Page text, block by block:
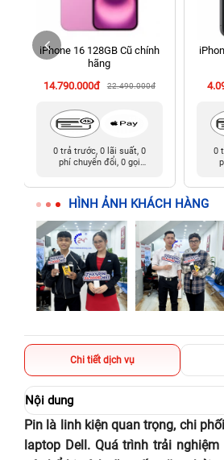
24h Vũng Tàu: 162A Ba Cu, Vũng Tàu,
Tàu cũ)
198 Hoàng Văn Thụ, Tân Sơn Nhất, Hồ
iPhone 16 128GB Cũ chính
hãng
14.790.000đ
22.490.000đ
0 trả trước, 0 lãi suất, 0
phí chuyển đổi, 0 gọi
0
HÌNH ẢNH KHÁCH HÀNG
Chi tiết dịch vụ
Nội dung
Pin là linh kiện quan trọng, chi
laptop Dell. Quá trình trải